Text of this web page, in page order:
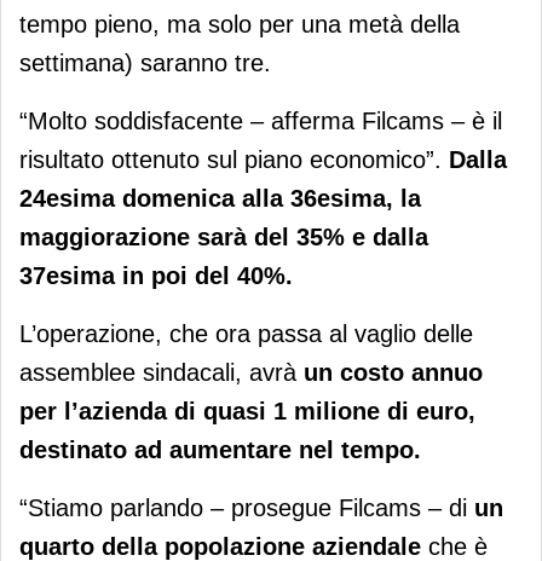
tempo pieno, ma solo per una metà della
settimana) saranno tre.
“Molto soddisfacente – afferma Filcams – è il
risultato ottenuto sul piano economico”. Dalla
24esima domenica alla 36esima, la
maggiorazione sarà del 35% e dalla
37esima in poi del 40%.
L’operazione, che ora passa al vaglio delle
assemblee sindacali, avrà un costo annuo
per l’azienda di quasi 1 milione di euro,
destinato ad aumentare nel tempo.
“Stiamo parlando – prosegue Filcams – di un
quarto della popolazione aziendale che è